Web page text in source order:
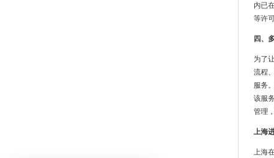
内已
等许
四、
为了
流程
服务
该服
管理
上海
上海